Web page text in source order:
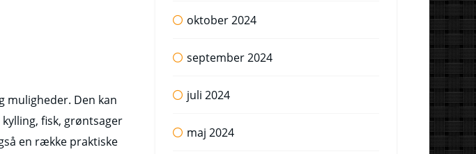
muligheder. Den kan
fisk, grøntsager
en række praktiske
oktober 2024
september 2024
juli 2024
maj 2024